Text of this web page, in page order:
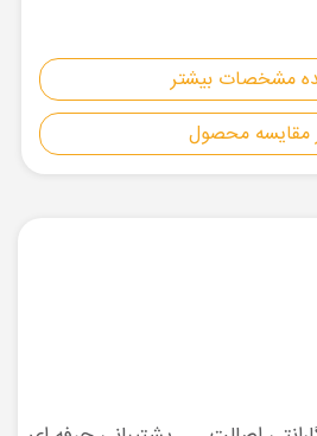
مشخصات بیشتر
مقایسه محصول